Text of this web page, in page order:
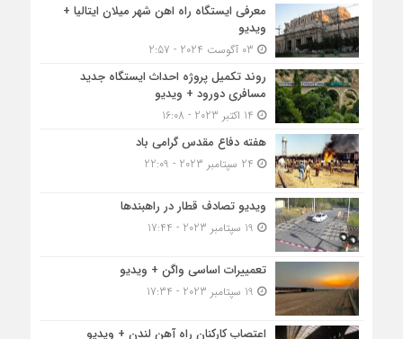
معرفی ایستگاه راه اهن شهر میلان ایتالیا +
ویدیو
روند تکمیل پروژه احداث ایستگاه جدید
مسافری دورود + ویدیو
هفته دفاع مقدس گرامی باد
ویدیو تصادف قطار در راهبندها
تعمییرات اساسی واگن + ویدیو
اعتصاب کارکنان راه آهن لندن + ویدیو